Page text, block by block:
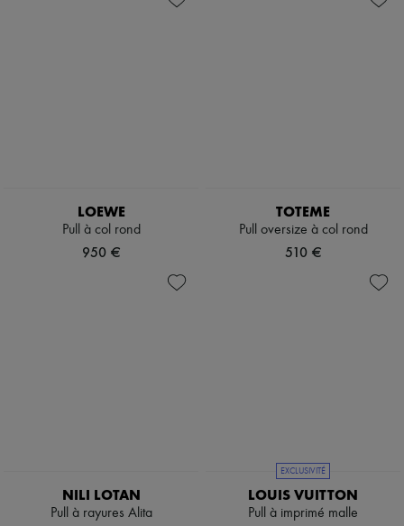
LOEWE
Pull à col rond
950 €
TOTEME
Pull oversize à col rond
510 €
NILI LOTAN
Pull à rayures Alita
EXCLUSIVITÉ
LOUIS VUITTON
Pull à imprimé malle